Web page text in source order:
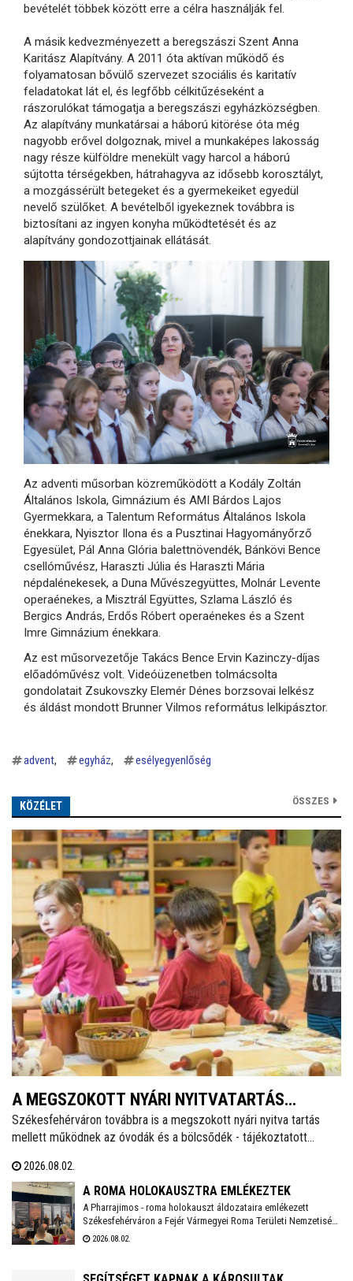
bevételét többek között erre a célra használják fel.
A másik kedvezményezett a beregszászi Szent Anna
Karitász Alapítvány. A 2011 óta aktívan működő és
folyamatosan bővülő szervezet szociális és karitatív
feladatokat lát el, és legfőbb célkitűzéseként a
rászorulókat támogatja a beregszászi egyházközségben.
Az alapítvány munkatársai a háború kitörése óta még
nagyobb erővel dolgoznak, mivel a munkaképes lakosság
nagy része külföldre menekült vagy harcol a háború
sújtotta térségekben, hátrahagyva az idősebb korosztályt,
a mozgássérült betegeket és a gyermekeiket egyedül
nevelő szülőket. A bevételből igyekeznek továbbra is
biztosítani az ingyen konyha működtetését és az
alapítvány gondozottjainak ellátását.
Az adventi műsorban közreműködött a Kodály Zoltán
Általános Iskola, Gimnázium és AMI Bárdos Lajos
Gyermekkara, a Talentum Református Általános Iskola
énekkara, Nyisztor Ilona és a Pusztinai Hagyományőrző
Egyesület, Pál Anna Glória balettnövendék, Bánkövi Bence
csellóművész, Haraszti Júlia és Haraszti Mária
népdalénekesek, a Duna Művészegyüttes, Molnár Levente
operaénekes, a Misztrál Együttes, Szlama László és
Bergics András, Erdős Róbert operaénekes és a Szent
Imre Gimnázium énekkara.
Az est műsorvezetője Takács Bence Ervin Kazinczy-díjas
előadóművész volt. Videóüzenetben tolmácsolta
gondolatait Zsukovszky Elemér Dénes borzsovai lelkész
és áldást mondott Brunner Vilmos református lelkipásztor.
advent egyház esélyegyenlőség
KÖZÉLET ÖSSZES
A MEGSZOKOTT NYÁRI NYITVATARTÁS
MELLETT MŰKÖDNEK A FEHÉRVÁRI ÓVODÁK
ÉS BÖLCSŐDÉK
Székesfehérváron továbbra is a megszokott nyári nyitva tartás
mellett működnek az óvodák és a bölcsődék - tájékoztatott
megszokott nyári nyitva tartással fogadják a piciket a bölcsődék
és az óvodák!
2026.08.02.
A ROMA HOLOKAUSZTRA EMLÉKEZTEK
A Pharrajimos - roma holokauszt áldozataira emlékezett
Székesfehérváron a Fejér Vármegyei Roma Területi Nemzetiségi
Önkormányzat, ahova az egész vármegyéből érkeztek
múlt fájdalmát a Romano Glaszo közreműködésével.
2026.08.02.